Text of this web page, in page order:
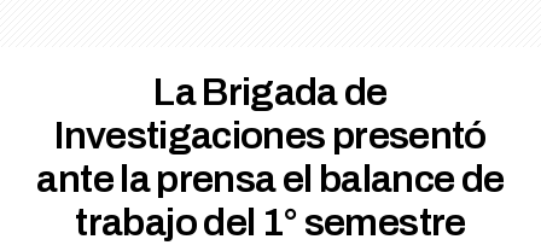
La Brigada de
Investigaciones presentó
ante la prensa el balance de
trabajo del 1° semestre